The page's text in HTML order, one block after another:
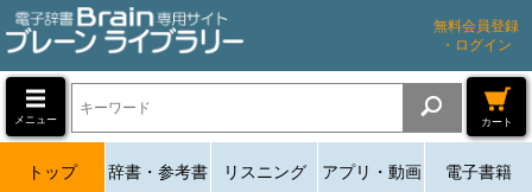
無料会員登録
・ログイン
メニュー カート
トップ 辞書・参考書 リスニング アプリ・動画 電子書籍